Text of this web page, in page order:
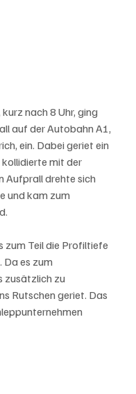
nach 8 Uhr, ging
auf der Autobahn A1,
ein. Dabei geriet ein
mit der
Aufprall drehte sich
und kam zum
zum Teil die Profiltiefe
Da es zum
zusätzlich zu
Rutschen geriet. Das